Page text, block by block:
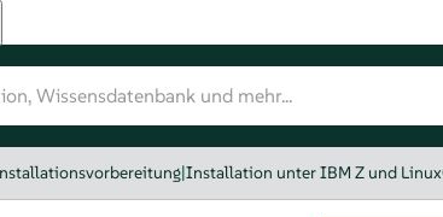
|Installation unter IBM Z und